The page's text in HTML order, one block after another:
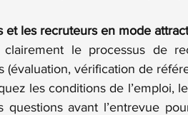
et les recruteurs en mode
clairement le processus de
(évaluation, vérification de
les conditions de l’emploi,
questions avant l’entrevue